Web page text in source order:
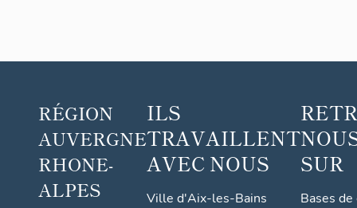
RÉGION
AUVERGNE
RHONE-
ALPES
ILS
TRAVAILLENT
AVEC NOUS
Ville d'Aix-les-Bains
SUR
Bases